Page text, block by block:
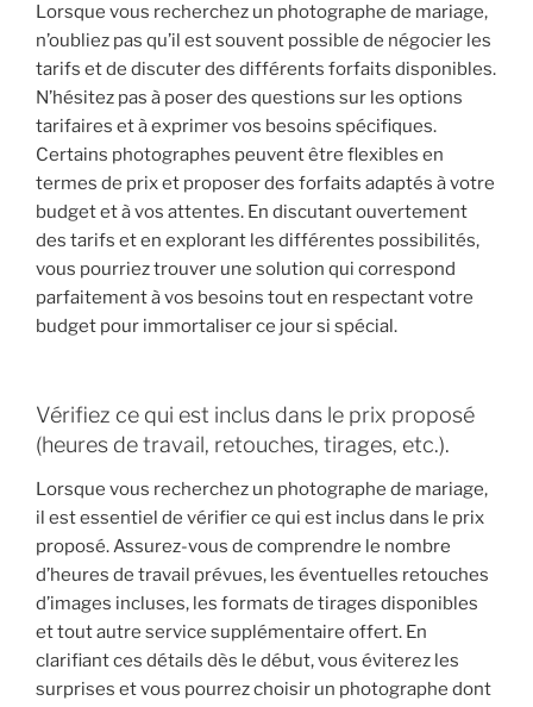
Lorsque vous recherchez un photographe de mariage,
n’oubliez pas qu’il est souvent possible de négocier les
tarifs et de discuter des différents forfaits disponibles.
N’hésitez pas à poser des questions sur les options
tarifaires et à exprimer vos besoins spécifiques.
Certains photographes peuvent être flexibles en
termes de prix et proposer des forfaits adaptés à votre
budget et à vos attentes. En discutant ouvertement
des tarifs et en explorant les différentes possibilités,
vous pourriez trouver une solution qui correspond
parfaitement à vos besoins tout en respectant votre
budget pour immortaliser ce jour si spécial.
Vérifiez ce qui est inclus dans le prix proposé
(heures de travail, retouches, tirages, etc.).
Lorsque vous recherchez un photographe de mariage,
il est essentiel de vérifier ce qui est inclus dans le prix
proposé. Assurez-vous de comprendre le nombre
d’heures de travail prévues, les éventuelles retouches
d’images incluses, les formats de tirages disponibles
et tout autre service supplémentaire offert. En
clarifiant ces détails dès le début, vous éviterez les
surprises et vous pourrez choisir un photographe dont